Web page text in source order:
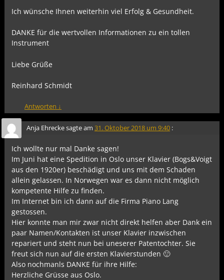
Ich wünsche Ihnen weiterhin viel Erfolg & Gesundheit.
DANKE für die wertvollen Informationen zu ein tollen
Instrument
Liebe Grüße
Reinhard Schmidt
Antworten ↓
Anja Ehreckesagte am 31. Oktober 2018 um 9:40 :
Ich wollte nur mal Danke sagen!
Im Juni hat eine Spedition in Oslo unser Klavier (Bogs&Voigt
aus den 1920er) beschädigt und uns mit dem Schaden
allein gelassen. In Norwegen war es dann nicht möglich
kompetente Hilfe zu finden.
Im Internet bin ich dann auf die Firma Piano Lang
gestossen.
Hier konnte man mir zwar nicht direkt helfen aber Dank ein
paar Namen/Kontakten ist unser Klavier inzwischen
repariert und steht nun bei uneserer Patentochter. Sie
freut sich nun auf die ersten Klavierstunden 🙂
Also nochmanls DANKE für ihre Hilfe:
Herzliche Grüsse aus Oslo.